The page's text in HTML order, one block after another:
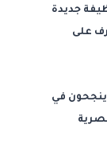
العمل تعلن عن 3070 وظيفة جديدة
تعرف على
طلاب هندسة الاتصالات بـCIC ينجحون في